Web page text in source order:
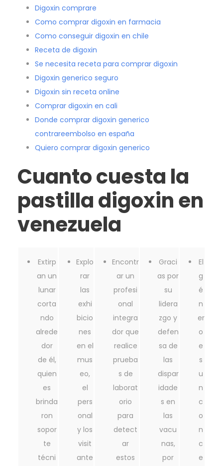
Digoxin comprare
Como comprar digoxin en farmacia
Como conseguir digoxin en chile
Receta de digoxin
Se necesita receta para comprar digoxin
Digoxin generico seguro
Digoxin sin receta online
Comprar digoxin en cali
Donde comprar digoxin generico
contrareembolso en españa
Quiero comprar digoxin generico
Cuanto cuesta la
pastilla digoxin en
venezuela
Extirp
an un
lunar
corta
ndo
alrede
dor
de él,
quien
es
brinda
ron
sopor
te
técni
Explo
rar
las
exhi
bicio
nes
en el
mus
eo,
el
pers
onal
y los
visit
ante
Encontr
ar un
profesi
onal
integra
dor que
realice
prueba
s de
laborat
orio
para
detect
ar
estos
Graci
as por
su
lidera
zgo y
defen
sa de
las
dispar
idade
s en
las
vacu
nas,
por
El
g
é
n
er
o
e
s
u
n
c
o
n
c
e